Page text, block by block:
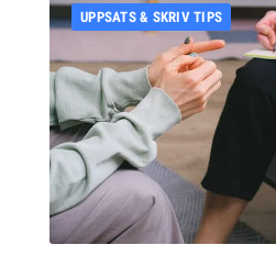
UPPSATS & SKRIV TIPS